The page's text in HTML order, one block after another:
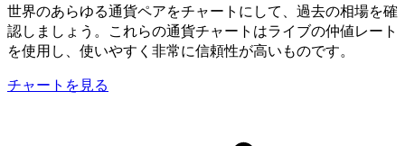
世界のあらゆる通貨ペアをチャートにして、過去の相場を確
認しましょう。これらの通貨チャートはライブの仲値レート
を使用し、使いやすく非常に信頼性が高いものです。
チャートを見る